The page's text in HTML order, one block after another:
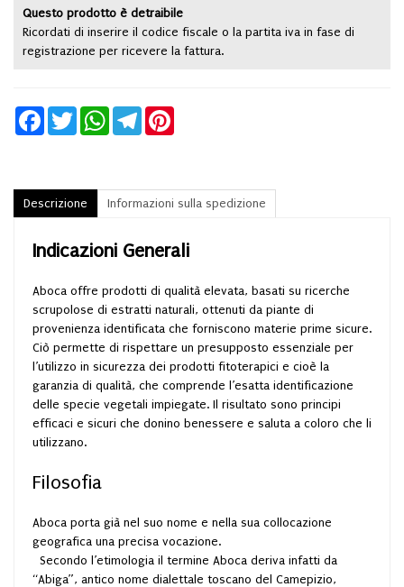
Questo prodotto è detraibile
Ricordati di inserire il codice fiscale o la partita iva in fase di
registrazione per ricevere la fattura.
FacebookTwitter WhatsAppTelegram
Descrizione Informazioni sulla spedizione
Indicazioni Generali
Aboca offre prodotti di qualità elevata, basati su ricerche
scrupolose di estratti naturali, ottenuti da piante di
provenienza identificata che forniscono materie prime sicure.
Ciò permette di rispettare un presupposto essenziale per
l’utilizzo in sicurezza dei prodotti fitoterapici e cioè la
garanzia di qualità, che comprende l’esatta identificazione
delle specie vegetali impiegate. Il risultato sono principi
efficaci e sicuri che donino benessere e saluta a coloro che li
utilizzano.
Filosofia
Aboca porta già nel suo nome e nella sua collocazione
geografica una precisa vocazione.
Secondo l’etimologia il termine Aboca deriva infatti da
“Abiga”, antico nome dialettale toscano del Camepizio,